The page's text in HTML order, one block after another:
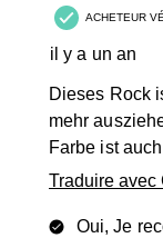
ACHETEUR
il y a un an
Dieses Rock
mehr
Farbe ist
Traduire avec
Oui, Je